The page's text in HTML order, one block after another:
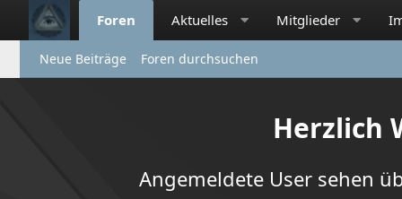
Foren Aktuelles Mitglieder
Neue Beiträge Foren durchsuchen
Herzlich
Angemeldete User sehen